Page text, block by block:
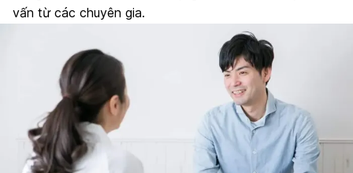
vấn từ các chuyên gia.